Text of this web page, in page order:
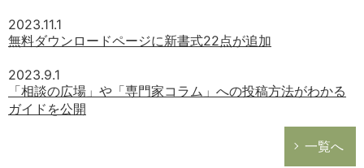
2023.11.1
無料ダウンロードページに新書式22点が追加
2023.9.1
「相談の広場」や「専門家コラム」への投稿方法がわかる
ガイドを公開
一覧へ